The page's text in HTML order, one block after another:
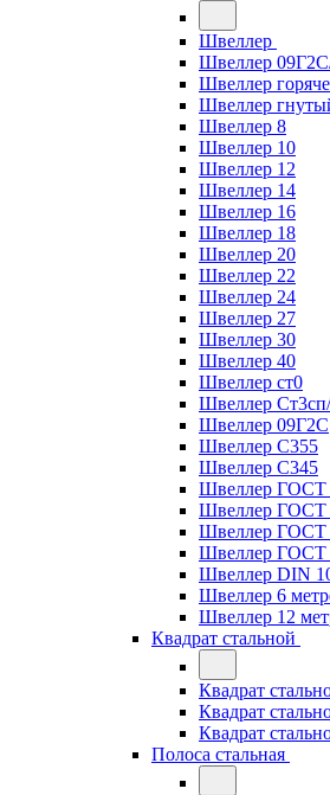
Швеллер
Швеллер
Швеллер
Швеллер
Швеллер 8
Швеллер 10
Швеллер 12
Швеллер 14
Швеллер 16
Швеллер 18
Швеллер 20
Швеллер 22
Швеллер 24
Швеллер 27
Швеллер 30
Швеллер 40
Швеллер ст0
Швеллер
Швеллер 09Г2С
Швеллер С355
Швеллер С345
Швеллер ГОСТ
Швеллер ГОСТ
Швеллер ГОСТ
Швеллер ГОСТ
Швеллер DIN
Швеллер 6
Швеллер 12
Квадрат стальной
Квадрат
Квадрат
Квадрат
Полоса стальная